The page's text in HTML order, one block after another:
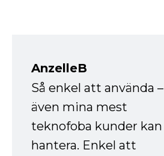
AnzelleB
Så enkel att använda –
även mina mest
teknofoba kunder kan
hantera. Enkel att